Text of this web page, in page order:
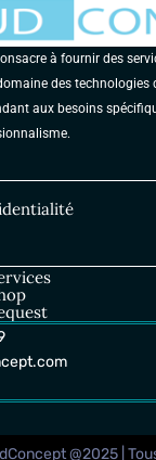
à fournir des
des technologies
aux besoins
@2025 |